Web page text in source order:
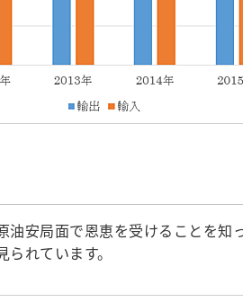
油安局面で恩恵を受けることを
れています。